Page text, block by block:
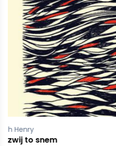
Faulkner William
Światłość w sierpniu